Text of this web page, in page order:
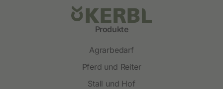
Produkte
Agrarbedarf
Pferd und Reiter
Stall und Hof